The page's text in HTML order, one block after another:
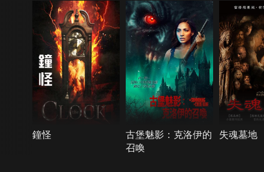
鐘怪
古堡魅影：克洛伊的
召喚
失魂墓地